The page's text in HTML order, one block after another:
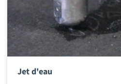
Jet d'eau